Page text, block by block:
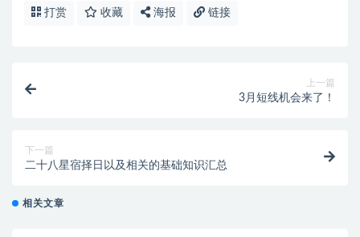
打赏 收藏 海报 链接
上一篇
3月短线机会来了！
下一篇
二十八星宿择日以及相关的基础知识汇总
相关文章